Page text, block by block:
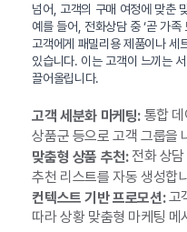
넘어, 고객의 구매 여정에 맞춘
예를 들어, 전화상담 중 ‘곧 가
고객에게 패밀리용 제품이나 세
있습니다. 이는 고객이 느끼는
끌어올립니다.
고객 세분화 마케팅:통합 데
상품군 등으로 고객 그룹을
맞춤형 상품 추천:전화 상담
추천 리스트를 자동 생성합
컨텍스트 기반 프로모션:고
따라 상황 맞춤형 마케팅 메